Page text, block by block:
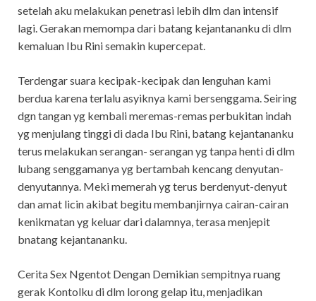
setelah aku melakukan penetrasi lebih dlm dan intensif
lagi. Gerakan memompa dari batang kejantananku di dlm
kemaluan Ibu Rini semakin kupercepat.
Terdengar suara kecipak-kecipak dan lenguhan kami
berdua karena terlalu asyiknya kami bersenggama. Seiring
dgn tangan yg kembali meremas-remas perbukitan indah
yg menjulang tinggi di dada Ibu Rini, batang kejantananku
terus melakukan serangan- serangan yg tanpa henti di dlm
lubang senggamanya yg bertambah kencang denyutan-
denyutannya. Meki memerah yg terus berdenyut-denyut
dan amat licin akibat begitu membanjirnya cairan-cairan
kenikmatan yg keluar dari dalamnya, terasa menjepit
bnatang kejantananku.
Cerita Sex Ngentot Dengan Demikian sempitnya ruang
gerak Kontolku di dlm lorong gelap itu, menjadikan